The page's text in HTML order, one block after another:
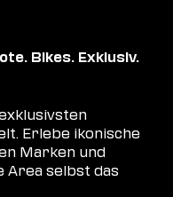
Bikes. Exklusiv.
Erlebe ikonische
Marken und
Area selbst das